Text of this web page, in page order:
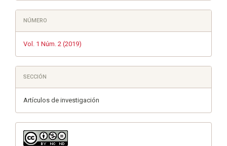
NÚMERO
Vol. 1 Núm. 2 (2019)
SECCIÓN
Artículos de investigación